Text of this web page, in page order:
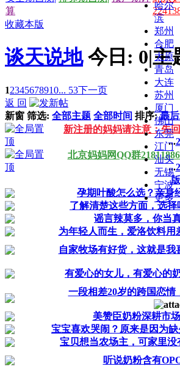
哈尔
滨
郑州
合肥
太原
青岛
大连
苏州
厦门
佛山
东莞
江门
汕头
无锡
宁波
更多
算
收藏本版
谈天说地 今日: 0|主
12345678910... 53下一页
返 回
新窗 筛选: 全部主题 全部时间 排序:最
新注册的妈妈请注意：先
...2
北京妈妈网QQ群
...2
孕期叶酸怎么选？亲身
了解清楚这些方面，选
谣言辣莫多，你当
为年轻人而生，爱洛饮料用
自家牧场有好货，这就是我
有爱心的女儿，有爱心的
一段相差20岁的跨国恋情
美赞臣奶粉深耕市
宝宝喜欢哭闹？原来是因为缺
宝贝想当农场主，可家里没
听说奶粉含有